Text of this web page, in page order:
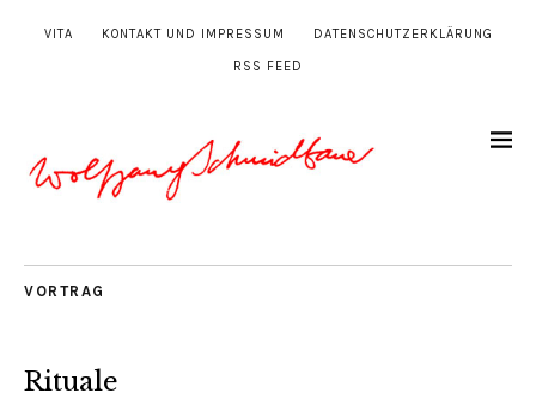
VITA KONTAKT UND IMPRESSUM DATENSCHUTZERKLÄRUNG
RSS FEED
VORTRAG
Rituale